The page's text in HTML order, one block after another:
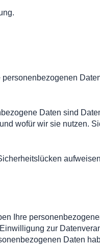
Daten sind
wofür wir sie nutzen.
Ihre
zur
Daten